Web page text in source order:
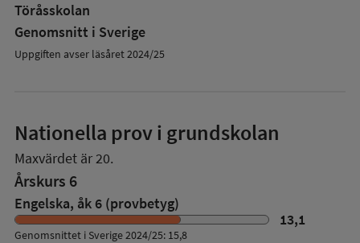
Töråsskolan
Genomsnitt i Sverige
Uppgiften avser läsåret 2024/25
Nationella prov i grundskolan
Maxvärdet är 20.
Årskurs 6
Engelska, åk 6 (provbetyg)
13,1
Genomsnittet i Sverige 2024/25: 15,8